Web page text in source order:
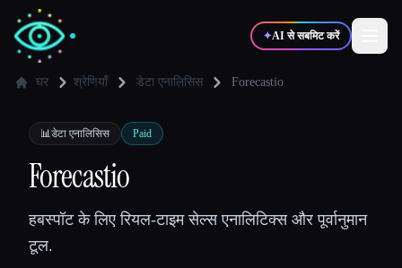
✦AI से सबमिट करें
✍️लेखक
💻
🎓
घर श्रेणियाँ डेटा एनालिसिस Forecastio
📊डेटा एनालिसिस Paid
Forecastio
हबस्पॉट के लिए रियल-टाइम सेल्स एनालिटिक्स और पूर्वानुमान
टूल.